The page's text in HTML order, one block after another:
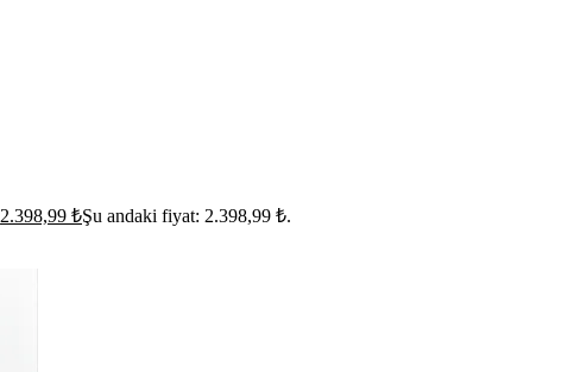
2.398,99 ₺Şu andaki fiyat: 2.398,99 ₺.